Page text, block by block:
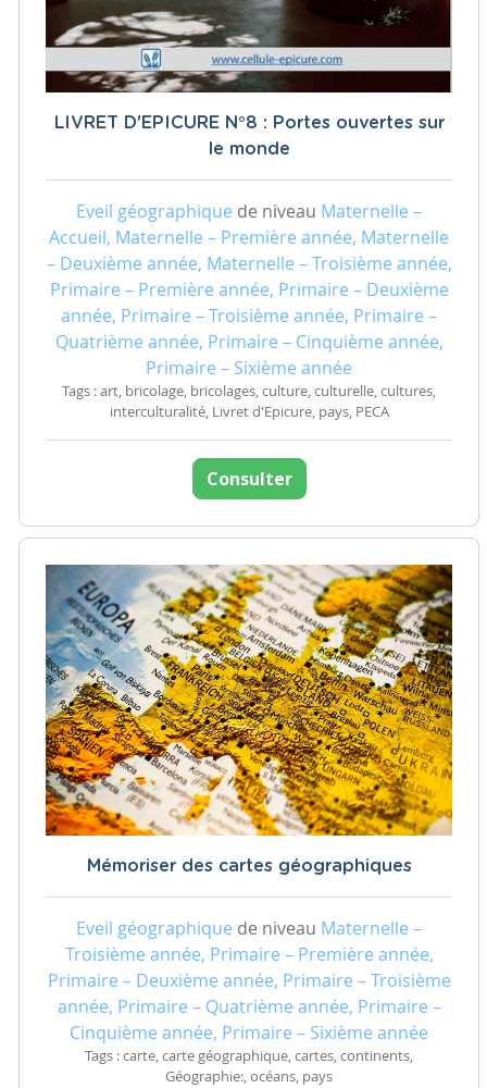
LIVRET D'EPICURE N°8 : Portes ouvertes sur
le monde
Eveil géographique de niveau Maternelle –
Accueil, Maternelle – Première année, Maternelle
– Deuxième année, Maternelle – Troisième année,
Primaire – Première année, Primaire – Deuxième
année, Primaire – Troisième année, Primaire –
Quatrième année, Primaire – Cinquième année,
Primaire – Sixième année
Tags : art, bricolage, bricolages, culture, culturelle, cultures,
interculturalité, Livret d'Epicure, pays, PECA
Consulter
Mémoriser des cartes géographiques
Eveil géographique de niveau Maternelle –
Troisième année, Primaire – Première année,
Primaire – Deuxième année, Primaire – Troisième
année, Primaire – Quatrième année, Primaire –
Cinquième année, Primaire – Sixième année
Tags : carte, carte géographique, cartes, continents,
Géographie:, océans, pays